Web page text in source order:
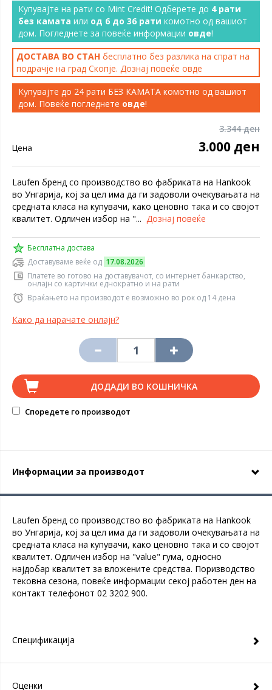
Купувајте на рати со Mint Credit! Одберете до 4 рати
без камата или од 6 до 36 рати комотно од вашиот
дом. Погледнете за повеќе информации овде!
ДОСТАВА ВО СТАН бесплатно без разлика на спрат на
подрачје на град Скопје. Дознај повеќе овде
Купувајте до 24 рати БЕЗ КАМАТА комотно од вашиот
дом. Повеќе погледнете овде!
3.344 ден
Цена 3.000 ден
Laufen бренд со производство во фабриката на Hankook
во Унгарија, кој за цел има да ги задоволи очекувањата на
средната класа на купувачи, како ценовно така и со својот
квалитет. Одличен избор на "... Дознај повеќе
Бесплатна достава
Доставуваме веќе од 17.08.2026
Платете во готово на доставувачот, со интернет банкарство,
онлајн со картички еднократно и на рати
Враќањето на производот е возможно во рок од 14 дена
Како да нарачате онлајн?
ДОДАДИ ВО КОШНИЧКА
Споредете го производот
Информации за производот
Laufen бренд со производство во фабриката на Hankook
во Унгарија, кој за цел има да ги задоволи очекувањата на
средната класа на купувачи, како ценовно така и со својот
квалитет. Одличен избор на "value" гума, односно
најдобар квалитет за вложените средства. Поризводство
тековна сезона, повеќе информации секој работен ден на
контакт телефонот 02 3202 900.
Спецификација
Оценки